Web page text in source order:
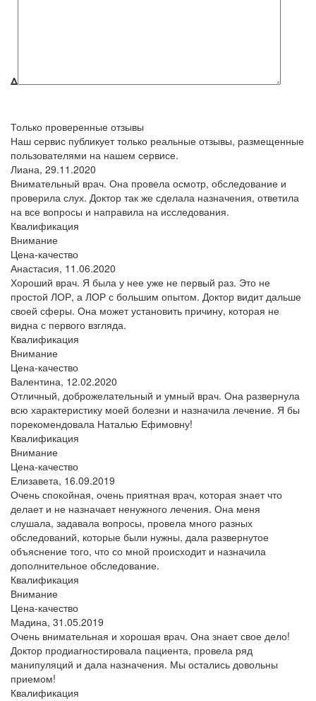
Δ
Только проверенные отзывы
Наш сервис публикует только реальные отзывы, размещенные
пользователями на нашем сервисе.
Лиана, 29.11.2020
Внимательный врач. Она провела осмотр, обследование и
проверила слух. Доктор так же сделала назначения, ответила
на все вопросы и направила на исследования.
Квалификация
Внимание
Цена-качество
Анастасия, 11.06.2020
Хороший врач. Я была у нее уже не первый раз. Это не
простой ЛОР, а ЛОР с большим опытом. Доктор видит дальше
своей сферы. Она может установить причину, которая не
видна с первого взгляда.
Квалификация
Внимание
Цена-качество
Валентина, 12.02.2020
Отличный, доброжелательный и умный врач. Она развернула
всю характеристику моей болезни и назначила лечение. Я бы
порекомендовала Наталью Ефимовну!
Квалификация
Внимание
Цена-качество
Елизавета, 16.09.2019
Очень спокойная, очень приятная врач, которая знает что
делает и не назначает ненужного лечения. Она меня
слушала, задавала вопросы, провела много разных
обследований, которые были нужны, дала развернутое
объяснение того, что со мной происходит и назначила
дополнительное обследование.
Квалификация
Внимание
Цена-качество
Мадина, 31.05.2019
Очень внимательная и хорошая врач. Она знает свое дело!
Доктор продиагностировала пациента, провела ряд
манипуляций и дала назначения. Мы остались довольны
приемом!
Квалификация